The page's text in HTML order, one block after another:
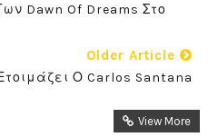
Dawn Of Dreams Στο
Older Article
Ο Carlos Santana
View More